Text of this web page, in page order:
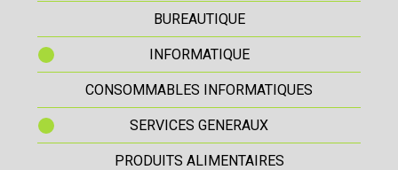
BUREAUTIQUE
INFORMATIQUE
CONSOMMABLES INFORMATIQUES
SERVICES GENERAUX
PRODUITS ALIMENTAIRES